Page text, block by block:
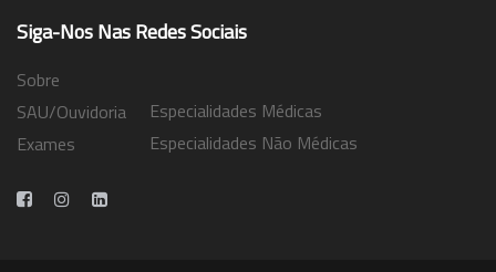
Siga-Nos Nas Redes Sociais
Sobre
SAU/Ouvidoria
Exames
Especialidades Médicas
Especialidades Não Médicas